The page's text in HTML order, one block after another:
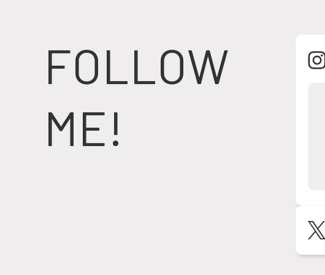
FOLLOW
ME!